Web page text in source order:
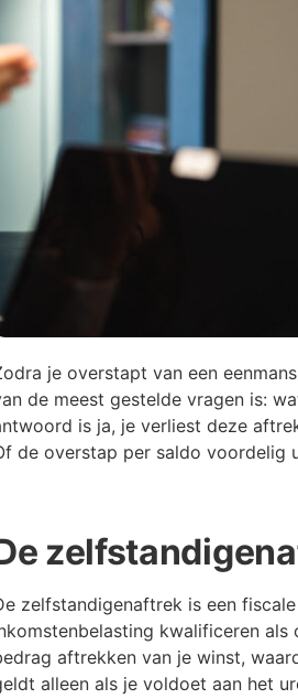
je overstapt van een
de meest gestelde vragen is:
is ja, je verliest deze
de overstap per saldo voordelig
zelfstandigenaftrek is een
kwalificeren als
aftrekken van je winst,
alleen als je voldoet aan het